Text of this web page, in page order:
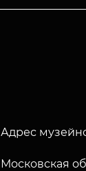
Адрес
Московская